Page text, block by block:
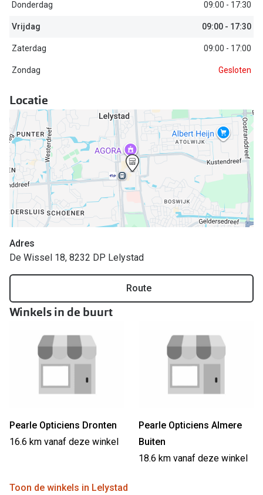
Merken
Ray-Ban
DbyD
Michael Kors
Emporio Armani
Unofficial
Oakley
Ralph Lauren
Alle brillen merken
Online bril kopen in maar 4 stappen
Soorten brillenglazen
Bril online passen
Brillentrends
Meekleurende glazen
Biofinity
Dailies
Alle
Doe de
Lenzen
Alles
Donderdag 09:00 - 17:30
Vrijdag 09:00 - 17:30
Zaterdag 09:00 - 17:00
Zondag Gesloten
Locatie
Adres
De Wissel 18, 8232 DP Lelystad
Route
Winkels in de buurt
Pearle Opticiens Dronten
16.6 km vanaf deze winkel
Pearle Opticiens Almere
Buiten
18.6 km vanaf deze winkel
Toon de winkels in Lelystad